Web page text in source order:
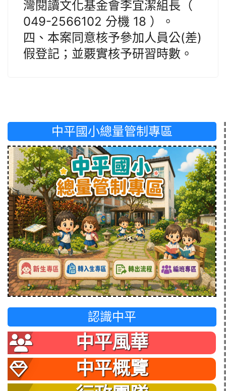
灣閱讀文化基金會李宜潔組長（
049-2566102 分機 18 ）。
四、本案同意核予參加人員公(差)
假登記；並覈實核予研習時數。
中平國小總量管制專區
認識中平
中平風華
中平概覽